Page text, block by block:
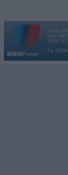
Vortāls
kopš
BMW AG.
Par